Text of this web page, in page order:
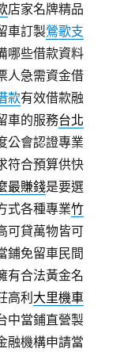
店家名牌精品
車訂製鶯歌支
哪些借款資料
人急需資金借
款有效借款融
車的服務台北
公會認證專業
符合預算供快
最賺錢是要選
式各種專業竹
可貸萬物皆可
鋪免留車民間
有合法黃金名
高利 大里機車
中當鋪直營製
融機構申請當